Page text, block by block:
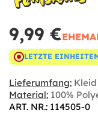
9,99 €
LETZTE
Lieferumfang:
Material: 100%
ART. NR.: 114505-0